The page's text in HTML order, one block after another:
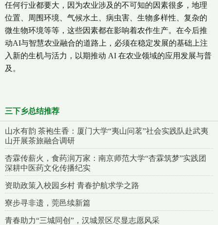
任何行业都要大，因为农业涉及的不可知的因素很多，地理
位置、周围环境、气候水土、病虫害、生物多样性、复杂的
微生物环境等等，这些因素都在影响着农作生产。在今后推
动AI与智慧农业融合的道路上，必须在稳定发展的基础上注
入新的生机与活力，以期推动 AI 在农业领域的应用发展与普
及。
三下乡总结推荐
山水有韵 茶袍生香：厦门大学“夷山问茗”社会实践队赴武夷
山开展茶旅融合调研
杏霖传薪火，食药润万家：南京师范大学“杏霖筑梦”实践团
深耕中医药文化传播纪实
资助政策入校园乡村 青春护航求学之路
寮步寻非遗，莞邑续新篇
青春助力“三城同创”，汉城景区尽显志愿风采